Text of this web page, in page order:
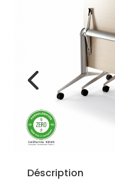
Déscription